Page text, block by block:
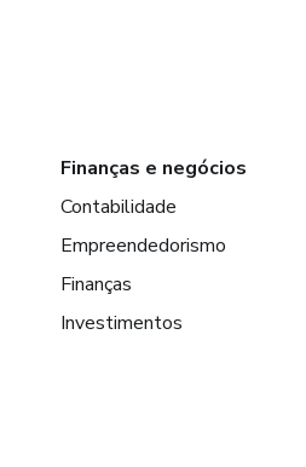
Finanças e negócios
Contabilidade
Empreendedorismo
Finanças
Investimentos